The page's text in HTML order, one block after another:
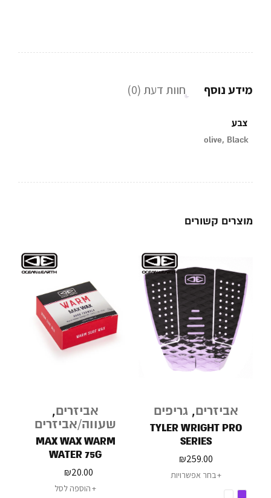
מידע נוסף חוות דעת (0)
צבע
olive, Black
מוצרים קשורים
אביזרים,
שעווה/אביזרים
MAX WAX WARM
WATER 75G
₪20.00
הוספה לסל
אביזרים, גריפים
TYLER WRIGHT PRO
SERIES
₪259.00
בחר אפשרויות